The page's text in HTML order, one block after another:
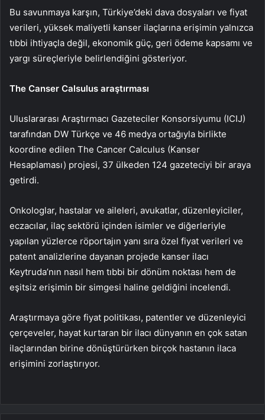
Bu savunmaya karşın, Türkiye’deki dava dosyaları ve fiyat
verileri, yüksek maliyetli kanser ilaçlarına erişimin yalnızca
tıbbi ihtiyaçla değil, ekonomik güç, geri ödeme kapsamı ve
yargı süreçleriyle belirlendiğini gösteriyor.
The Canser Calsulus araştırması
Uluslararası Araştırmacı Gazeteciler Konsorsiyumu (ICIJ)
tarafından DW Türkçe ve 46 medya ortağıyla birlikte
koordine edilen The Cancer Calculus (Kanser
Hesaplaması) projesi, 37 ülkeden 124 gazeteciyi bir araya
getirdi.
Onkologlar, hastalar ve aileleri, avukatlar, düzenleyiciler,
eczacılar, ilaç sektörü içinden isimler ve diğerleriyle
yapılan yüzlerce röportajın yanı sıra özel fiyat verileri ve
patent analizlerine dayanan projede kanser ilacı
Keytruda’nın nasıl hem tıbbi bir dönüm noktası hem de
eşitsiz erişimin bir simgesi haline geldiğini incelendi.
Araştırmaya göre fiyat politikası, patentler ve düzenleyici
çerçeveler, hayat kurtaran bir ilacı dünyanın en çok satan
ilaçlarından birine dönüştürürken birçok hastanın ilaca
erişimini zorlaştırıyor.